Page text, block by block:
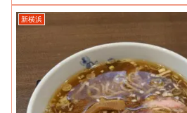
新横浜